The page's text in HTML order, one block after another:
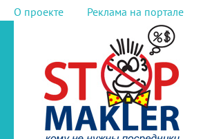
О проекте Реклама на портале